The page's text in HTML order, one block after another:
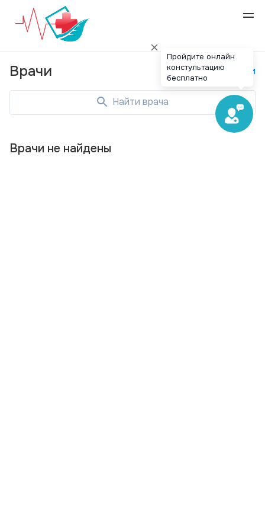
Врачи Специальности
Найти врача
Врачи не найдены
Пройдите онлайн
констультацию
бесплатно